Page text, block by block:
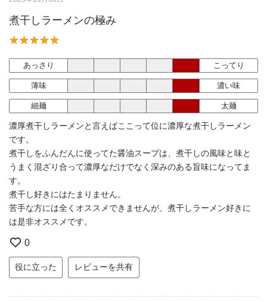
煮干しラーメンの極み
あっさり こってり
薄味 濃い味
細麺 太麺
濃厚煮干しラーメンと言えばここって位に濃厚な煮干しラーメン
です。
煮干しをふんだんに使ってた醤油スープは、煮干しの風味と味と
うまく混ざり合って濃厚なだけでなく深みのある旨味になってま
す。
煮干し好きにはたまりません。
苦手な方には全くオススメできませんが、煮干しラーメン好きに
は是非オススメです。
0
役に立った レビューを共有